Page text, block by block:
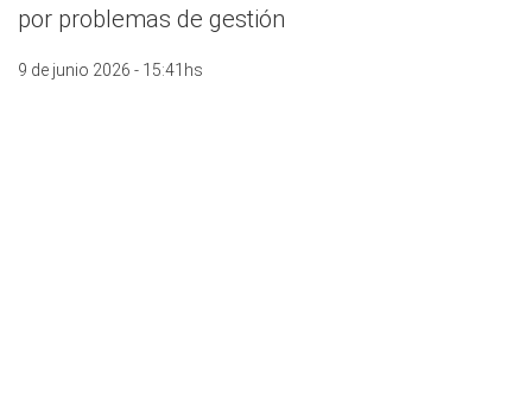
por problemas de gestión
9 de junio 2026 - 15:41hs